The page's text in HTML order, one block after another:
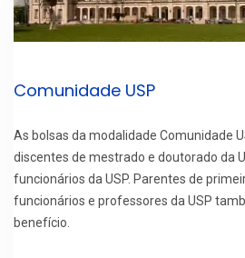
Comunidade USP
As bolsas da modalidade Comunidade
discentes de mestrado e doutorado da
funcionários da USP. Parentes de
funcionários e professores da USP
benefício.